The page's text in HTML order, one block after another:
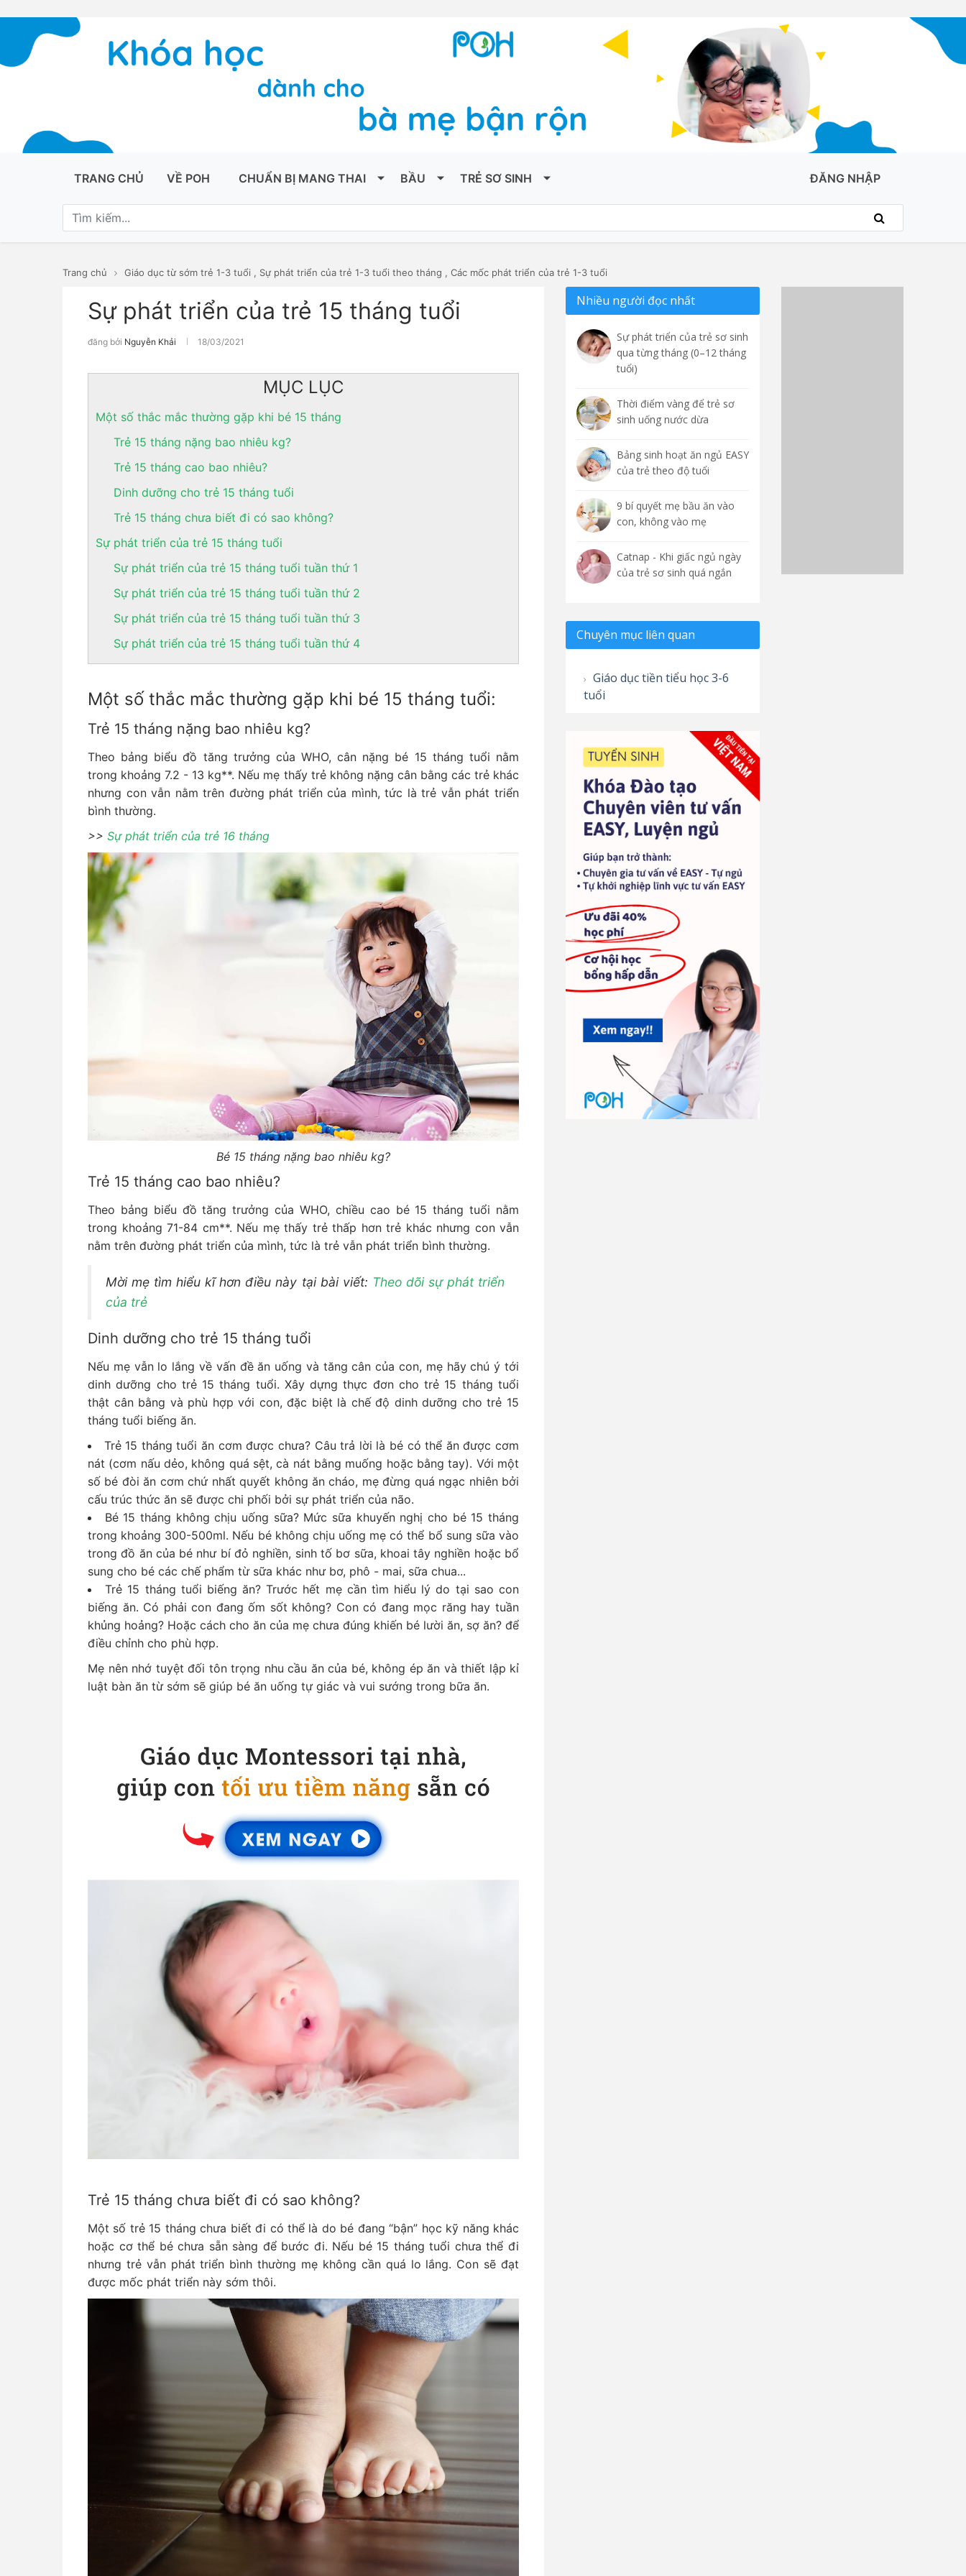
TRANG CHỦ VỀ POH CHUẨN BỊ MANG THAI BẦU TRẺ SƠ SINH ĐĂNG NHẬP
Trang chủ Giáo dục từ sớm trẻ 1-3 tuổi , Sự phát triển của trẻ 1-3 tuổi theo tháng , Các mốc phát triển của trẻ 1-3 tuổi
Sự phát triển của trẻ 15 tháng tuổi
đăng bởi Nguyễn Khải 18/03/2021
MỤC LỤC
Một số thắc mắc thường gặp khi bé 15 tháng
Trẻ 15 tháng nặng bao nhiêu kg?
Trẻ 15 tháng cao bao nhiêu?
Dinh dưỡng cho trẻ 15 tháng tuổi
Trẻ 15 tháng chưa biết đi có sao không?
Sự phát triển của trẻ 15 tháng tuổi
Sự phát triển của trẻ 15 tháng tuổi tuần thứ 1
Sự phát triển của trẻ 15 tháng tuổi tuần thứ 2
Sự phát triển của trẻ 15 tháng tuổi tuần thứ 3
Sự phát triển của trẻ 15 tháng tuổi tuần thứ 4
Một số thắc mắc thường gặp khi bé 15 tháng tuổi:
Trẻ 15 tháng nặng bao nhiêu kg?
Theo bảng biểu đồ tăng trưởng của WHO, cân nặng bé 15 tháng tuổi nằm
trong khoảng 7.2 - 13 kg**. Nếu mẹ thấy trẻ không nặng cân bằng các trẻ khác
nhưng con vẫn nằm trên đường phát triển của mình, tức là trẻ vẫn phát triển
bình thường.
>> Sự phát triển của trẻ 16 tháng
Bé 15 tháng nặng bao nhiêu kg?
Trẻ 15 tháng cao bao nhiêu?
Theo bảng biểu đồ tăng trưởng của WHO, chiều cao bé 15 tháng tuổi nằm
trong khoảng 71-84 cm**. Nếu mẹ thấy trẻ thấp hơn trẻ khác nhưng con vẫn
nằm trên đường phát triển của mình, tức là trẻ vẫn phát triển bình thường.
Mời mẹ tìm hiểu kĩ hơn điều này tại bài viết: Theo dõi sự phát triển
của trẻ
Dinh dưỡng cho trẻ 15 tháng tuổi
Nếu mẹ vẫn lo lắng về vấn đề ăn uống và tăng cân của con, mẹ hãy chú ý tới
dinh dưỡng cho trẻ 15 tháng tuổi. Xây dựng thực đơn cho trẻ 15 tháng tuổi
thật cân bằng và phù hợp với con, đặc biệt là chế độ dinh dưỡng cho trẻ 15
tháng tuổi biếng ăn.
Trẻ 15 tháng tuổi ăn cơm được chưa? Câu trả lời là bé có thể ăn được cơm
nát (cơm nấu dẻo, không quá sệt, cà nát bằng muống hoặc bằng tay). Với một
số bé đòi ăn cơm chứ nhất quyết không ăn cháo, mẹ đừng quá ngạc nhiên bởi
cấu trúc thức ăn sẽ được chi phối bởi sự phát triển của não.
Bé 15 tháng không chịu uống sữa? Mức sữa khuyến nghị cho bé 15 tháng
trong khoảng 300-500ml. Nếu bé không chịu uống mẹ có thể bổ sung sữa vào
trong đồ ăn của bé như bí đỏ nghiền, sinh tố bơ sữa, khoai tây nghiền hoặc bổ
sung cho bé các chế phẩm từ sữa khác như bơ, phô - mai, sữa chua...
Trẻ 15 tháng tuổi biếng ăn? Trước hết mẹ cần tìm hiểu lý do tại sao con
biếng ăn. Có phải con đang ốm sốt không? Con có đang mọc răng hay tuần
khủng hoảng? Hoặc cách cho ăn của mẹ chưa đúng khiến bé lười ăn, sợ ăn? để
điều chỉnh cho phù hợp.
Mẹ nên nhớ tuyệt đối tôn trọng nhu cầu ăn của bé, không ép ăn và thiết lập kỉ
luật bàn ăn từ sớm sẽ giúp bé ăn uống tự giác và vui sướng trong bữa ăn.
Trẻ 15 tháng chưa biết đi có sao không?
Một số trẻ 15 tháng chưa biết đi có thể là do bé đang “bận” học kỹ năng khác
hoặc cơ thể bé chưa sẵn sàng để bước đi. Nếu bé 15 tháng tuổi chưa thể đi
nhưng trẻ vẫn phát triển bình thường mẹ không cần quá lo lắng. Con sẽ đạt
được mốc phát triển này sớm thôi.
Nhiều người đọc nhất
Sự phát triển của trẻ sơ sinh
qua từng tháng (0–12 tháng
tuổi)
Thời điểm vàng để trẻ sơ
sinh uống nước dừa
Bảng sinh hoạt ăn ngủ EASY
của trẻ theo độ tuổi
9 bí quyết mẹ bầu ăn vào
con, không vào mẹ
Catnap - Khi giấc ngủ ngày
của trẻ sơ sinh quá ngắn
Chuyên mục liên quan
Giáo dục tiền tiểu học 3-6
tuổi